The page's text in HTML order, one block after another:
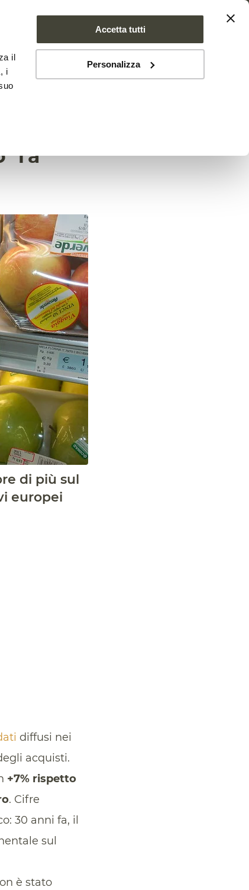
il
i
Accetta tutti
Personalizza
NEWS CONTATTI
la
di più sul
europei
diffusi nei
acquisti.
+7% rispetto
. Cifre
30 anni fa, il
sul
è stato